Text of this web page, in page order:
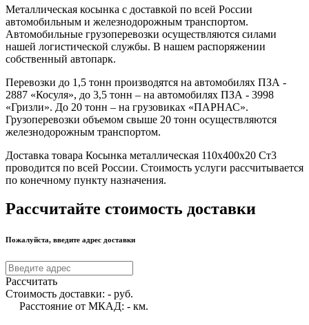
Металлическая косынка с доставкой по всей России
автомобильным и железнодорожным транспортом.
Автомобильные грузоперевозки осуществляются силами
нашей логистической службы. В нашем распоряжении
собственный автопарк.
Перевозки до 1,5 тонн производятся на автомобилях ПЗА -
2887 «Косуля», до 3,5 тонн – на автомобилях ПЗА - 3998
«Гризли». До 20 тонн – на грузовиках «ПАРНАС».
Грузоперевозки объемом свыше 20 тонн осуществляются
железнодорожным транспортом.
Доставка товара Косынка металлическая 110х400х20 Ст3
проводится по всей России. Стоимость услуги рассчитывается
по конечному пункту назначения.
Рассчитайте стоимость доставки
Пожалуйста, введите адрес доставки
Рассчитать
Стоимость доставки: - руб.
Расстояние от МКАД: - км.